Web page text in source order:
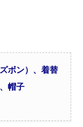
ボン）、着替
帽子